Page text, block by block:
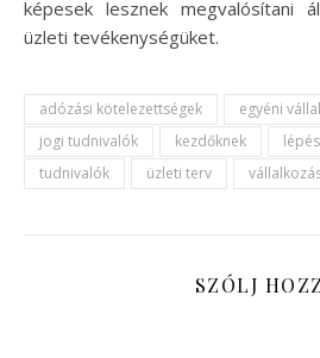
képesek lesznek megvalósítani
üzleti tevékenységüket.
adózási kötelezettségek egyéni
jogi tudnivalók
kezdőknek
tudnivalók
üzleti terv
SZÓLJ